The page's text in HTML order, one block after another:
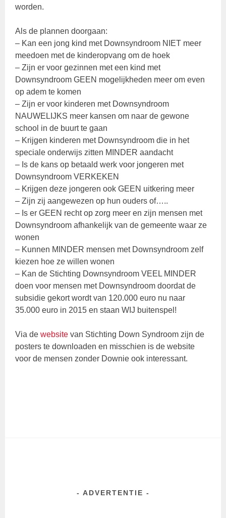
worden.
Als de plannen doorgaan:
– Kan een jong kind met Downsyndroom NIET meer
meedoen met de kinderopvang om de hoek
– Zijn er voor gezinnen met een kind met
Downsyndroom GEEN mogelijkheden meer om even
op adem te komen
– Zijn er voor kinderen met Downsyndroom
NAUWELIJKS meer kansen om naar de gewone
school in de buurt te gaan
– Krijgen kinderen met Downsyndroom die in het
speciale onderwijs zitten MINDER aandacht
– Is de kans op betaald werk voor jongeren met
Downsyndroom VERKEKEN
– Krijgen deze jongeren ook GEEN uitkering meer
– Zijn zij aangewezen op hun ouders of…..
– Is er GEEN recht op zorg meer en zijn mensen met
Downsyndroom afhankelijk van de gemeente waar ze
wonen
– Kunnen MINDER mensen met Downsyndroom zelf
kiezen hoe ze willen wonen
– Kan de Stichting Downsyndroom VEEL MINDER
doen voor mensen met Downsyndroom doordat de
subsidie gekort wordt van 120.000 euro nu naar
35.000 euro in 2015 en staan WIJ buitenspel!
Via dewebsite van Stichting Down Syndroom zijn de
posters te downloaden en misschien is de website
voor de mensen zonder Downie ook interessant.
ADVERTENTIE